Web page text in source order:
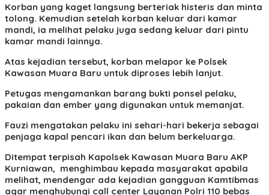
Korban yang kaget langsung berteriak histeris dan minta
tolong. Kemudian setelah korban keluar dari kamar
mandi, ia melihat pelaku juga sedang keluar dari pintu
kamar mandi lainnya.
Atas kejadian tersebut, korban melapor ke Polsek
Kawasan Muara Baru untuk diproses lebih lanjut.
Petugas mengamankan barang bukti ponsel pelaku,
pakaian dan ember yang digunakan untuk memanjat.
Fauzi mengatakan pelaku ini sehari-hari bekerja sebagai
penjaga kapal pencari ikan dan belum berkeluarga.
Ditempat terpisah Kapolsek Kawasan Muara Baru AKP
Kurniawan, menghimbau kepada masyarakat apabila
melihat, mendengar ada kejadian gangguan Kamtibmas
agar menghubungi call center Layanan Polri 110 bebas